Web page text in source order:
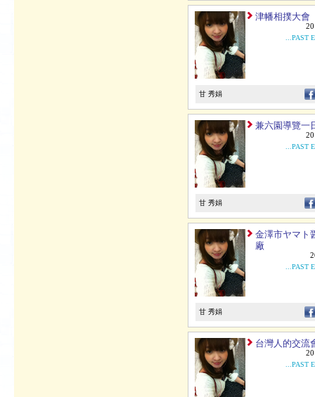
津幡相撲大會
...PAST
甘 秀娟
兼六園導覽一
...PAST
甘 秀娟
金澤市ヤマト
廠
...PAST
甘 秀娟
台灣人的交流
...PAST